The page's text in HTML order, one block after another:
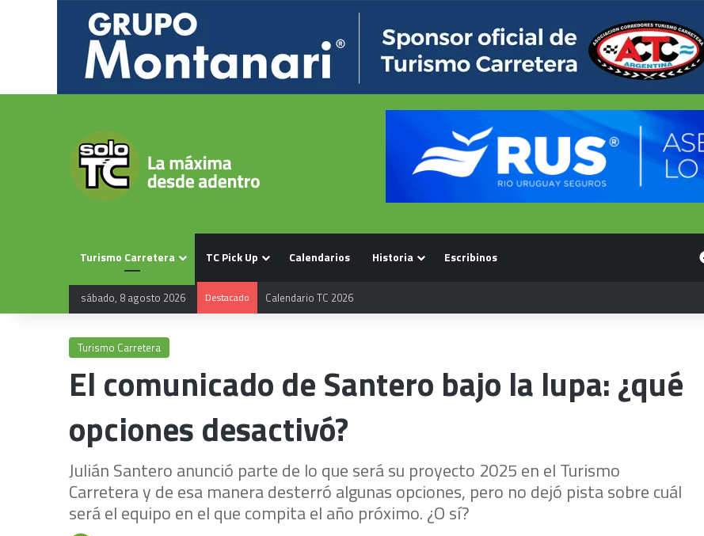
Turismo Carretera TC Pick Up Calendarios Historia Escribinos
sábado, 8 agosto 2026 Destacado Calendario TC 2026
Turismo Carretera
El comunicado de Santero bajo la lupa: ¿qué
opciones desactivó?
Julián Santero anunció parte de lo que será su proyecto 2025 en el Turismo
Carretera y de esa manera desterró algunas opciones, pero no dejó pista sobre cuál
será el equipo en el que compita el año próximo. ¿O sí?